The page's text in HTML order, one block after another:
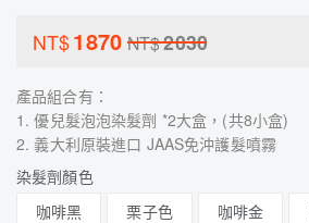
NT$1870 NT$2030
產品組合有：
1. 優兒髮泡泡染髮劑 *2大盒，(共8小盒)
2. 義大利原裝進口 JAAS免沖護髮噴霧
染髮劑顏色
咖啡黑
栗子色 咖啡金